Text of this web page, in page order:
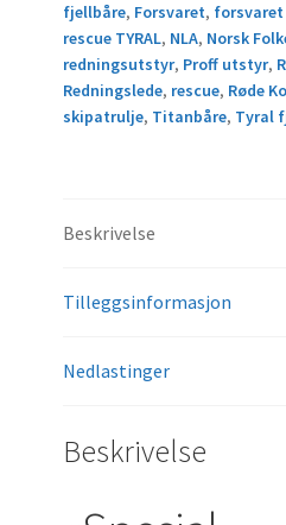
fjellbåre, Forsvaret,
rescue TYRAL, NLA, Norsk
redningsutstyr, Proff utstyr,
Redningslede, rescue, Røde
skipatrulje, Titanbåre, Tyral
Beskrivelse
Tilleggsinformasjon
Nedlastinger
Beskrivelse